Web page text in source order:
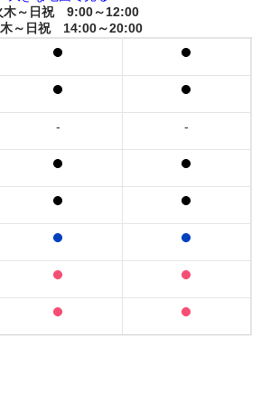
木～日祝 9:00～12:00
木～日祝 14:00～20:00
- -